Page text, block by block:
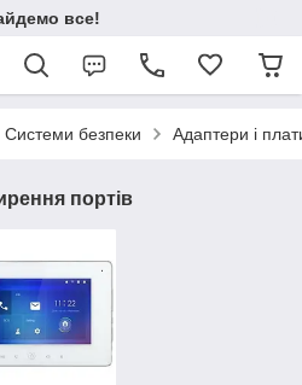
все!
Системи безпеки Адаптери і
портів